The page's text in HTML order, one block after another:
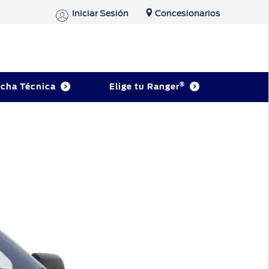
Iniciar Sesión Concesionarios
Técnica Elige tu Ranger®